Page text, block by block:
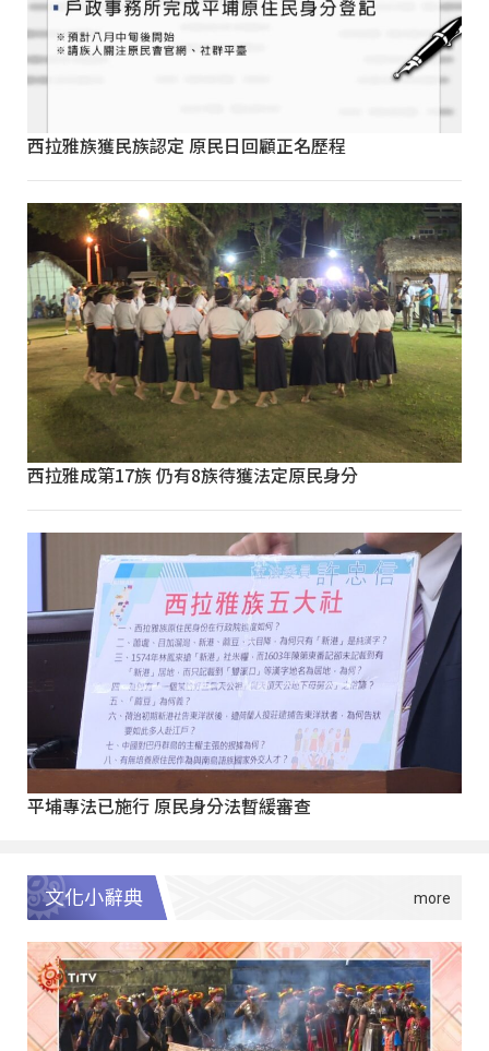
西拉雅族獲民族認定 原民日回顧正名歷程
西拉雅成第17族 仍有8族待獲法定原民身分
平埔專法已施行 原民身分法暫緩審查
文化小辭典